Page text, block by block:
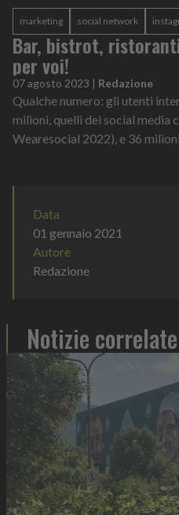
marketing social network
Bar, bistrot,
per voi!
07 agosto 2023 | Redazione
Qualche numero: gli utenti
milioni, quelli dei social
Wearesocial 2022), e 36
Data
01 gennaio 2021
Autore
Redazione
Notizie correlate